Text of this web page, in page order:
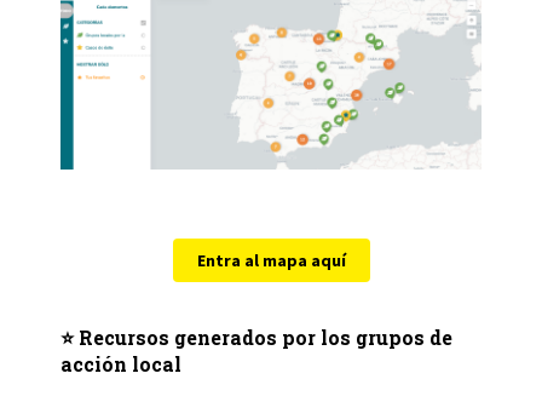
Entra al mapa aquí
⭐️ Recursos generados por los grupos de
acción local